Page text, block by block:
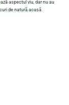
aspectul viu, dar nu au
de natură acasă.